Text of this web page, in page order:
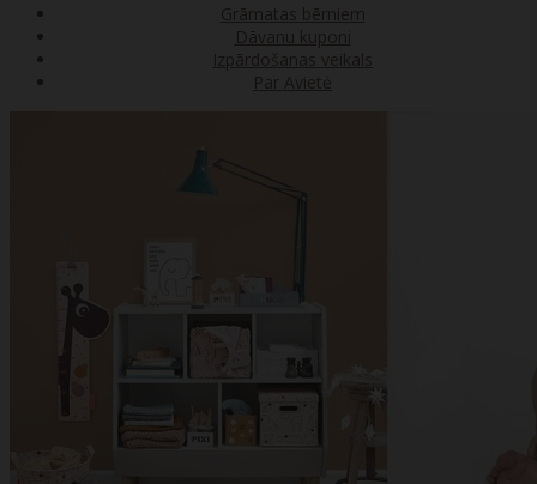
Grāmatas bērniem
Dāvanu kuponi
Izpārdošanas veikals
Par Avietė